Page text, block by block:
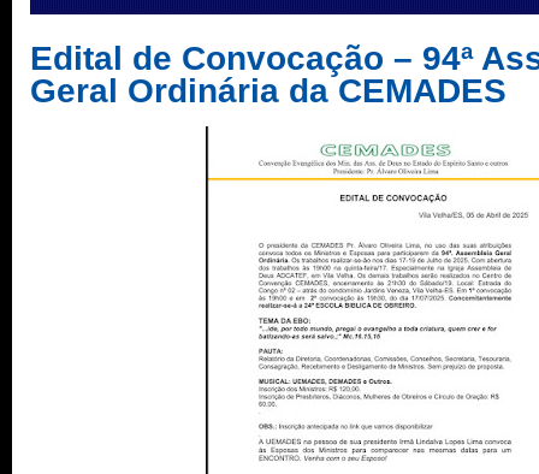
Edital de Convocação – 94ª
Geral Ordinária da CEMADES